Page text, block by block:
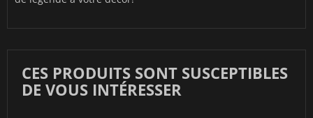
CES PRODUITS SONT SUSCEPTIBLES
DE VOUS INTÉRESSER